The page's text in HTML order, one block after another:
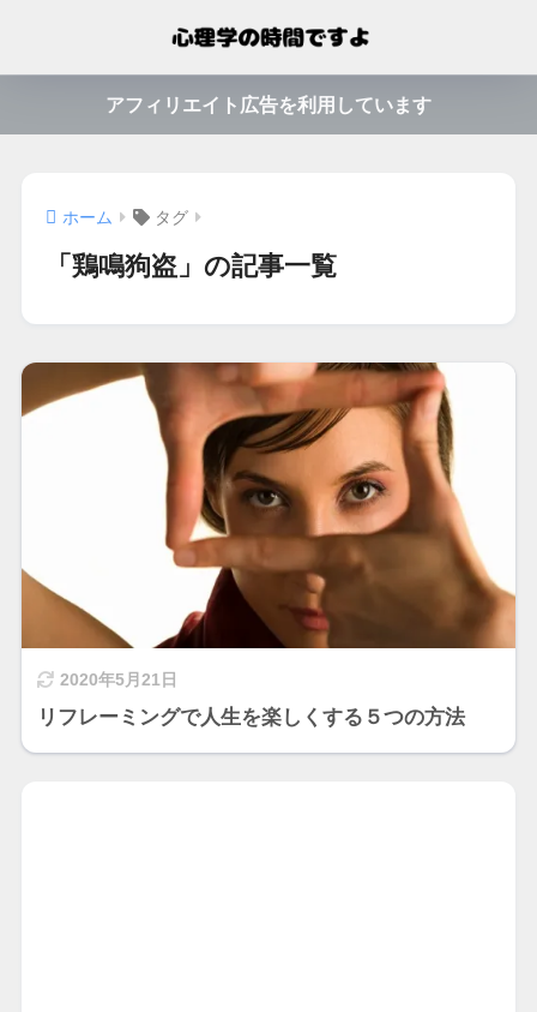
アフィリエイト広告を利用しています
ホーム タグ
「鶏鳴狗盗」の記事一覧
2020年5月21日
リフレーミングで人生を楽しくする５つの方法